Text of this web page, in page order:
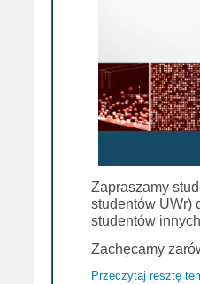
Zapraszamy
studentów UWr)
studentów
Zachęcamy
Przeczytaj resztę